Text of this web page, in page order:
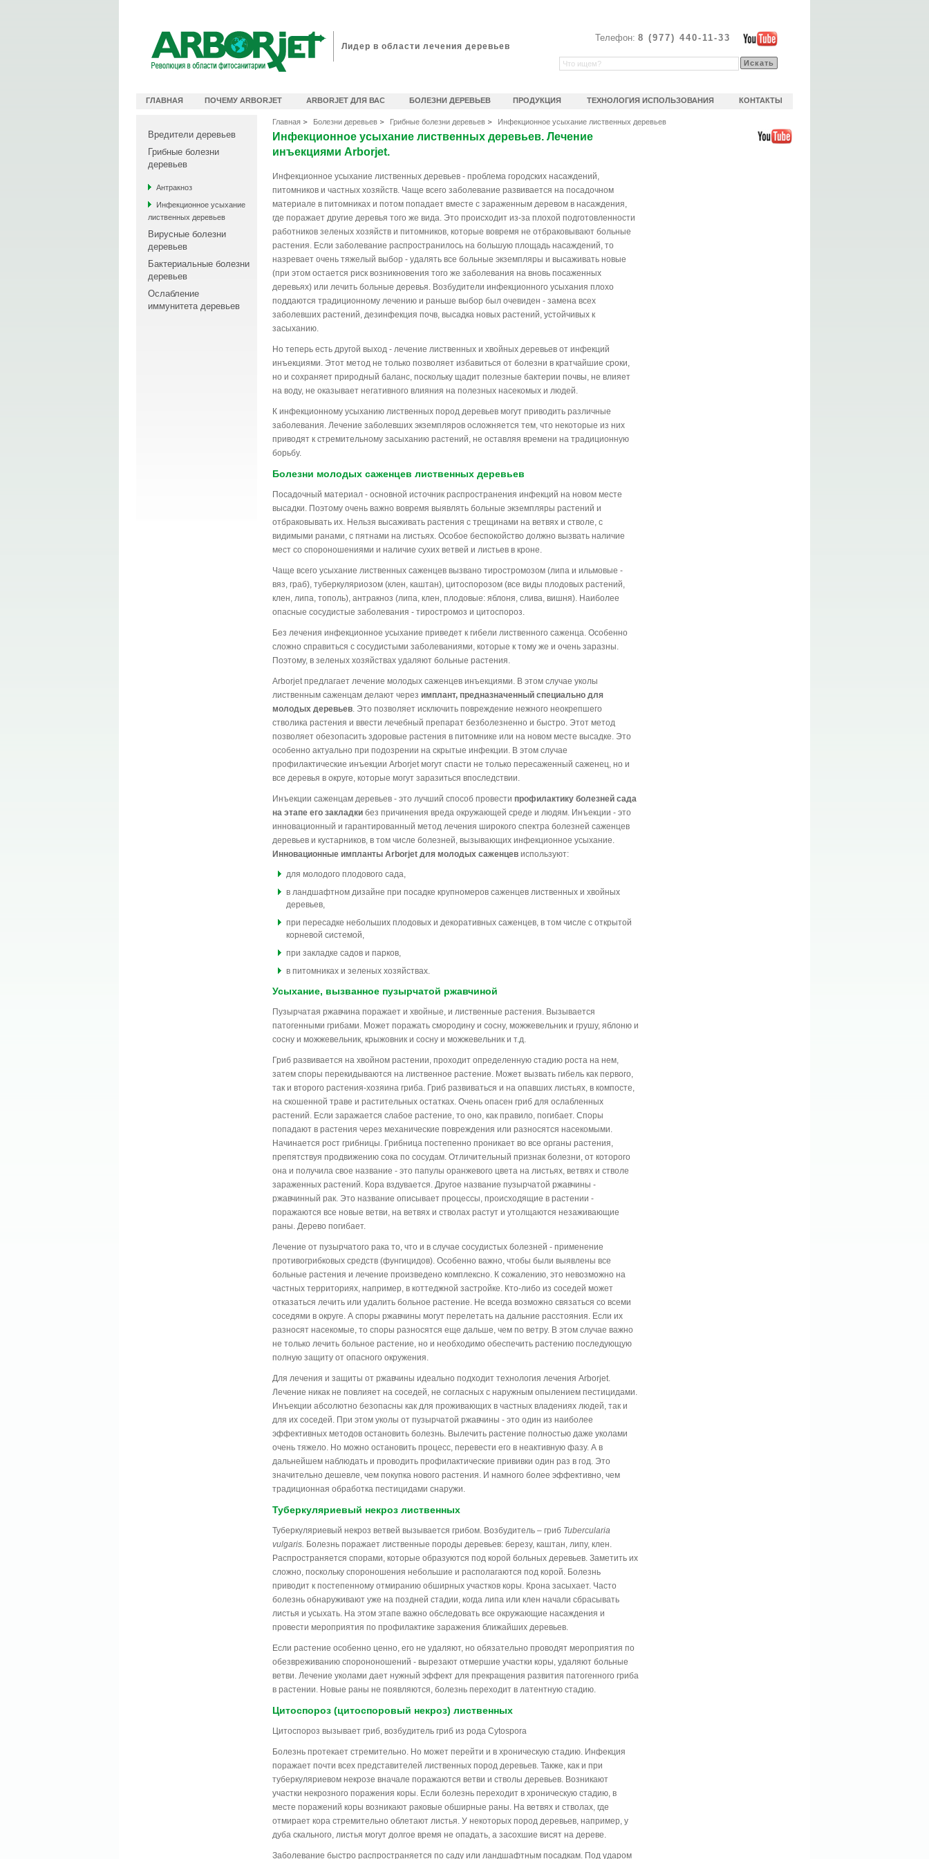
Лидер в области лечения деревьев
Телефон: 8 (977) 440-11-33
Официальный видеоканал Arborjet
Вредители деревьев
Грибные болезни
деревьев
Антракноз
Инфекционное усыхание
лиственных деревьев
Вирусные болезни
деревьев
Бактериальные болезни
деревьев
Ослабление
иммунитета деревьев
Главная Болезни деревьев Грибные болезни деревьев Инфекционное усыхание лиственных деревьев
Инфекционное усыхание лиственных деревьев. Лечение
инъекциями Arborjet.
Инфекционное усыхание лиственных деревьев - проблема городских насаждений,
питомников и частных хозяйств. Чаще всего заболевание развивается на посадочном
материале в питомниках и потом попадает вместе с зараженным деревом в насаждения,
где поражает другие деревья того же вида. Это происходит из-за плохой подготовленности
работников зеленых хозяйств и питомников, которые вовремя не отбраковывают больные
растения. Если заболевание распространилось на большую площадь насаждений, то
назревает очень тяжелый выбор - удалять все больные экземпляры и высаживать новые
(при этом остается риск возникновения того же заболевания на вновь посаженных
деревьях) или лечить больные деревья. Возбудители инфекционного усыхания плохо
поддаются традиционному лечению и раньше выбор был очевиден - замена всех
заболевших растений, дезинфекция почв, высадка новых растений, устойчивых к
засыханию.
Но теперь есть другой выход - лечение лиственных и хвойных деревьев от инфекций
инъекциями. Этот метод не только позволяет избавиться от болезни в кратчайшие сроки,
но и сохраняет природный баланс, поскольку щадит полезные бактерии почвы, не влияет
на воду, не оказывает негативного влияния на полезных насекомых и людей.
К инфекционному усыханию лиственных пород деревьев могут приводить различные
заболевания. Лечение заболевших экземпляров осложняется тем, что некоторые из них
приводят к стремительному засыханию растений, не оставляя времени на традиционную
борьбу.
Болезни молодых саженцев лиственных деревьев
Посадочный материал - основной источник распространения инфекций на новом месте
высадки. Поэтому очень важно вовремя выявлять больные экземпляры растений и
отбраковывать их. Нельзя высаживать растения с трещинами на ветвях и стволе, с
видимыми ранами, с пятнами на листьях. Особое беспокойство должно вызвать наличие
мест со спороношениями и наличие сухих ветвей и листьев в кроне.
Чаще всего усыхание лиственных саженцев вызвано тиростромозом (липа и ильмовые -
вяз, граб), туберкуляриозом (клен, каштан), цитоспорозом (все виды плодовых растений,
клен, липа, тополь), антракноз (липа, клен, плодовые: яблоня, слива, вишня). Наиболее
опасные сосудистые заболевания - тиростромоз и цитоспороз.
Без лечения инфекционное усыхание приведет к гибели лиственного саженца. Особенно
сложно справиться с сосудистыми заболеваниями, которые к тому же и очень заразны.
Поэтому, в зеленых хозяйствах удаляют больные растения.
Arborjet предлагает лечение молодых саженцев инъекциями. В этом случае уколы
лиственным саженцам делают через имплант, предназначенный специально для
молодых деревьев. Это позволяет исключить повреждение нежного неокрепшего
стволика растения и ввести лечебный препарат безболезненно и быстро. Этот метод
позволяет обезопасить здоровые растения в питомнике или на новом месте высадке. Это
особенно актуально при подозрении на скрытые инфекции. В этом случае
профилактические инъекции Arborjet могут спасти не только пересаженный саженец, но и
все деревья в округе, которые могут заразиться впоследствии.
Инъекции саженцам деревьев - это лучший способ провести профилактику болезней сада
на этапе его закладки без причинения вреда окружающей среде и людям. Инъекции - это
инновационный и гарантированный метод лечения широкого спектра болезней саженцев
деревьев и кустарников, в том числе болезней, вызывающих инфекционное усыхание.
Инновационные импланты Arborjet для молодых саженцев используют:
для молодого плодового сада,
в ландшафтном дизайне при посадке крупномеров саженцев лиственных и хвойных
деревьев,
при пересадке небольших плодовых и декоративных саженцев, в том числе с открытой
корневой системой,
при закладке садов и парков,
в питомниках и зеленых хозяйствах.
Усыхание, вызванное пузырчатой ржавчиной
Пузырчатая ржавчина поражает и хвойные, и лиственные растения. Вызывается
патогенными грибами. Может поражать смородину и сосну, можжевельник и грушу, яблоню и
сосну и можжевельник, крыжовник и сосну и можжевельник и т.д.
Гриб развивается на хвойном растении, проходит определенную стадию роста на нем,
затем споры перекидываются на лиственное растение. Может вызвать гибель как первого,
так и второго растения-хозяина гриба. Гриб развиваться и на опавших листьях, в компосте,
на скошенной траве и растительных остатках. Очень опасен гриб для ослабленных
растений. Если заражается слабое растение, то оно, как правило, погибает. Споры
попадают в растения через механические повреждения или разносятся насекомыми.
Начинается рост грибницы. Грибница постепенно проникает во все органы растения,
препятствуя продвижению сока по сосудам. Отличительный признак болезни, от которого
она и получила свое название - это папулы оранжевого цвета на листьях, ветвях и стволе
зараженных растений. Кора вздувается. Другое название пузырчатой ржавчины -
ржавчинный рак. Это название описывает процессы, происходящие в растении -
поражаются все новые ветви, на ветвях и стволах растут и утолщаются незаживающие
раны. Дерево погибает.
Лечение от пузырчатого рака то, что и в случае сосудистых болезней - применение
противогрибковых средств (фунгицидов). Особенно важно, чтобы были выявлены все
больные растения и лечение произведено комплексно. К сожалению, это невозможно на
частных территориях, например, в коттеджной застройке. Кто-либо из соседей может
отказаться лечить или удалить больное растение. Не всегда возможно связаться со всеми
соседями в округе. А споры ржавчины могут перелетать на дальние расстояния. Если их
разносят насекомые, то споры разносятся еще дальше, чем по ветру. В этом случае важно
не только лечить больное растение, но и необходимо обеспечить растению последующую
полную защиту от опасного окружения.
Для лечения и защиты от ржавчины идеально подходит технология лечения Arborjet.
Лечение никак не повлияет на соседей, не согласных с наружным опылением пестицидами.
Инъекции абсолютно безопасны как для проживающих в частных владениях людей, так и
для их соседей. При этом уколы от пузырчатой ржавчины - это один из наиболее
эффективных методов остановить болезнь. Вылечить растение полностью даже уколами
очень тяжело. Но можно остановить процесс, перевести его в неактивную фазу. А в
дальнейшем наблюдать и проводить профилактические прививки один раз в год. Это
значительно дешевле, чем покупка нового растения. И намного более эффективно, чем
традиционная обработка пестицидами снаружи.
Туберкуляриевый некроз лиственных
Туберкуляриевый некроз ветвей вызывается грибом. Возбудитель – гриб Tubercularia
vulgaris. Болезнь поражает лиственные породы деревьев: березу, каштан, липу, клен.
Распространяется спорами, которые образуются под корой больных деревьев. Заметить их
сложно, поскольку спороношения небольшие и располагаются под корой. Болезнь
приводит к постепенному отмиранию обширных участков коры. Крона засыхает. Часто
болезнь обнаруживают уже на поздней стадии, когда липа или клен начали сбрасывать
листья и усыхать. На этом этапе важно обследовать все окружающие насаждения и
провести мероприятия по профилактике заражения ближайших деревьев.
Если растение особенно ценно, его не удаляют, но обязательно проводят мероприятия по
обезвреживанию спорононошений - вырезают отмершие участки коры, удаляют больные
ветви. Лечение уколами дает нужный эффект для прекращения развития патогенного гриба
в растении. Новые раны не появляются, болезнь переходит в латентную стадию.
Цитоспороз (цитоспоровый некроз) лиственных
Цитоспороз вызывает гриб, возбудитель гриб из рода Cytospora
Болезнь протекает стремительно. Но может перейти и в хроническую стадию. Инфекция
поражает почти всех представителей лиственных пород деревьев. Также, как и при
туберкуляриевом некрозе вначале поражаются ветви и стволы деревьев. Возникают
участки некрозного поражения коры. Если болезнь переходит в хроническую стадию, в
месте поражений коры возникают раковые обширные раны. На ветвях и стволах, где
отмирает кора стремительно облетают листья. У некоторых пород деревьев, например, у
дуба скального, листья могут долгое время не опадать, а засохшие висят на дереве.
Заболевание быстро распространяется по саду или ландшафтным посадкам. Под ударом
Официальный видеоканал Arborjet
ГЛАВНАЯ ПОЧЕМУ ARBORJET ARBORJET ДЛЯ ВАС БОЛЕЗНИ ДЕРЕВЬЕВ ПРОДУКЦИЯ ТЕХНОЛОГИЯ ИСПОЛЬЗОВАНИЯ КОНТАКТЫ